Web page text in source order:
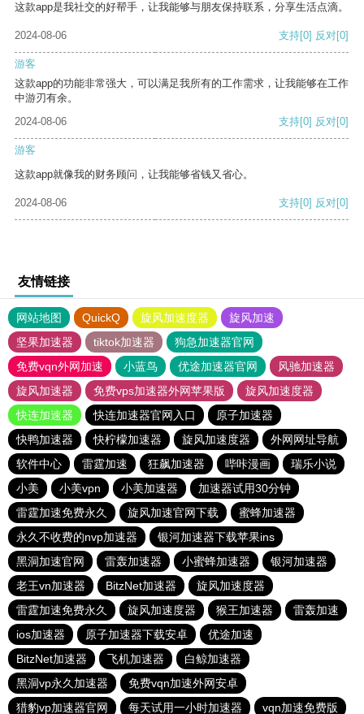
这款app是我社交的好帮手，让我能够与朋友保持联系，分享生活点滴。
2024-08-06 支持[0] 反对[0]
游客
这款app的功能非常强大，可以满足我所有的工作需求，让我能够在工作
中游刃有余。
2024-08-06
支持[0] 反对[0]
游客
这款app就像我的财务顾问，让我能够省钱又省心。
2024-08-06 支持[0] 反对[0]
友情链接
网站地图 QuickQ 旋风加速度器
旋风加速
坚果加速器
tiktok加速器
狗急加速器官网
免费vqn外网加速
小蓝鸟 优途加速器官网
风驰加速器
旋风加速器
免费vps加速器外网苹果版
旋风加速度器
快连加速器
快连加速器官网入口
原子加速器
快鸭加速器
快柠檬加速器 旋风加速度器
外网网址导航
软件中心
雷霆加速 狂飙加速器 哔咔漫画
瑞乐小说
小美
小美vpn 小美加速器
加速器试用30分钟
雷霆加速免费永久
旋风加速官网下载
蜜蜂加速器
永久不收费的nvp加速器
银河加速器下载苹果ins
黑洞加速官网
雷轰加速器 小蜜蜂加速器
银河加速器
老王vn加速器
BitzNet加速器
旋风加速度器
雷霆加速免费永久
旋风加速度器 猴王加速器
雷轰加速
ios加速器
原子加速器下载安卓
优途加速
BitzNet加速器
飞机加速器
白鲸加速器
黑洞vp永久加速器
免费vqn加速外网安卓
猎豹vp加速器官网
每天试用一小时加速器 vqn加速免费版